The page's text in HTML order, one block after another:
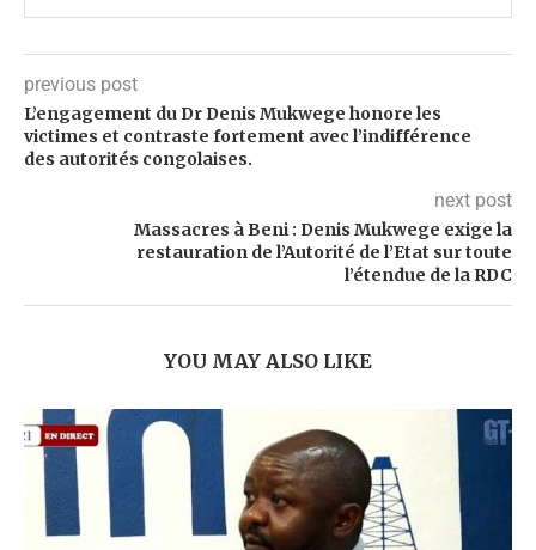
previous post
L’engagement du Dr Denis Mukwege honore les
victimes et contraste fortement avec l’indifférence
des autorités congolaises.
next post
Massacres à Beni : Denis Mukwege exige la
restauration de l’Autorité de l’Etat sur toute
l’étendue de la RDC
YOU MAY ALSO LIKE